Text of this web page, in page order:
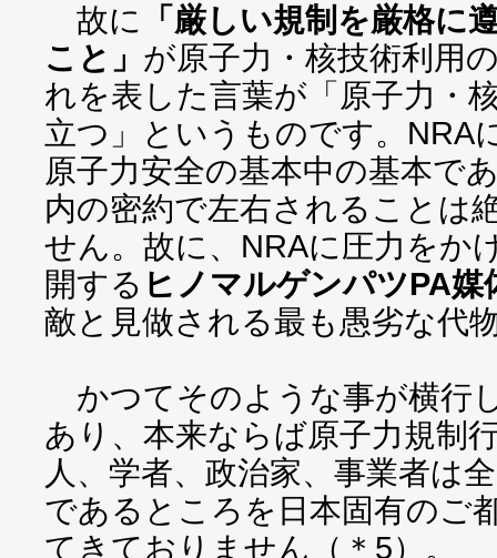
故に
「厳しい規制を厳格に
こと」 が原子力・核技術利用
れを表した言葉が「原子力・
立つ」というものです。NRA
原子力安全の基本中の基本で
内の密約で左右されることは
せん。故に、NRAに圧力をか
開する ヒノマルゲンパツPA媒
敵と見做される最も愚劣な代
かつてそのような事が横行
あり、本来ならば原子力規制
人、学者、政治家、事業者は
であるところを日本固有のご
てきておりません（＊5）。